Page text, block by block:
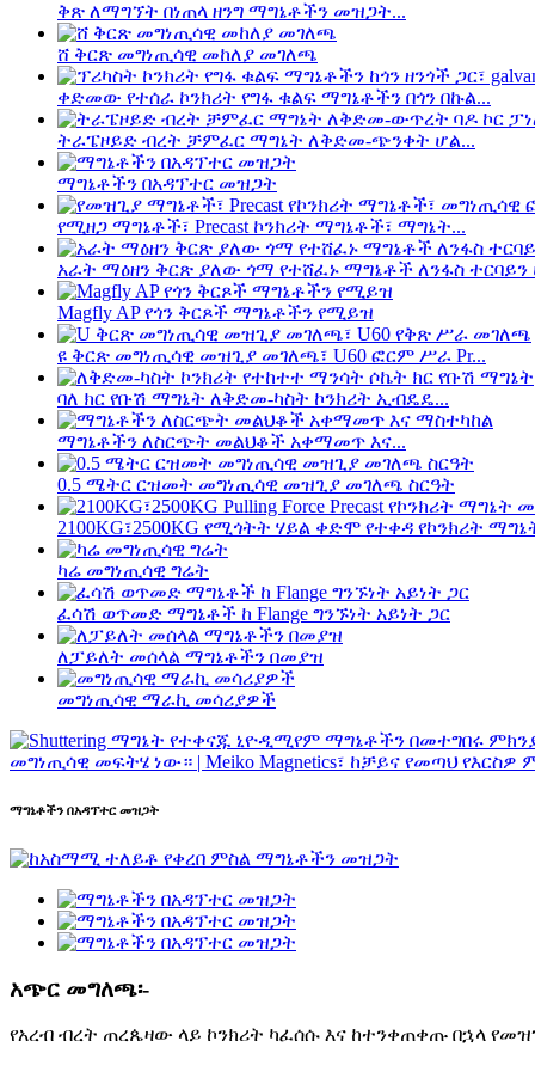
ቅጽ ለማግኘት በነጠላ ዘንግ ማግኔቶችን መዝጋት...
ሸ ቅርጽ መግነጢሳዊ መከለያ መገለጫ
ቀድመው የተሰራ ኮንክሪት የግፋ ቁልፍ ማግኔቶችን በጎን በኩል...
ትራፔዞይድ ብረት ቻምፈር ማግኔት ለቅድመ-ጭንቀት ሆል...
ማግኔቶችን በአዳፕተር መዝጋት
የሚዘጋ ማግኔቶች፣ Precast ኮንክሪት ማግኔቶች፣ ማግኔት...
አራት ማዕዘን ቅርጽ ያለው ጎማ የተሸፈኑ ማግኔቶች ለንፋስ ተርባይን
Magfly AP የጎን ቅርጾች ማግኔቶችን የሚይዝ
ዩ ቅርጽ መግነጢሳዊ መዝጊያ መገለጫ፣ U60 ፎርም ሥራ Pr...
ባለ ክር የቡሽ ማግኔት ለቅድመ-ካስት ኮንክሪት ኢብዴዴ...
ማግኔቶችን ለስርጭት መልህቆች አቀማመጥ እና...
0.5 ሜትር ርዝመት መግነጢሳዊ መዝጊያ መገለጫ ስርዓት
2100KG፣2500KG የሚጎትት ሃይል ቀድሞ የተቀዳ የኮንክሪት
ካሬ መግነጢሳዊ ግሬት
ፈሳሽ ወጥመድ ማግኔቶች ከ Flange ግንኙነት አይነት ጋር
ለፓይለት መሰላል ማግኔቶችን በመያዝ
መግነጢሳዊ ማራኪ መሳሪያዎች
ማግኔቶችን በአዳፕተር መዝጋት
አጭር መግለጫ፡-
የአረብ ብረት ጠረጴዛው ላይ ኮንክሪት ካፈሰሱ እና ከተንቀጠቀጡ በኋላ